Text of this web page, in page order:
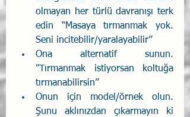
olmayan her türlü davranışı terk
edin “Masaya tırmanmak yok.
Seni incitebilir/yaralayabilir”
Ona alternatif sunun.
"Tırmanmak istiyorsan koltuğa
tırmanabilirsin”
Onun için model/örnek olun.
Şunu aklınızdan çıkarmayın ki